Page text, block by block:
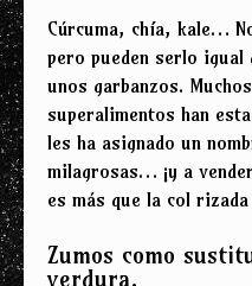
Cúrcuma, chía, kale…
pero pueden serlo igual
unos garbanzos.
superalimentos han
les ha asignado un
milagrosas… ¡y a
es más que la col
Zumos como
verdura.